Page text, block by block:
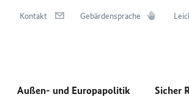
Kontakt Gebärdensprache
Außen- und Europapolitik Sicher